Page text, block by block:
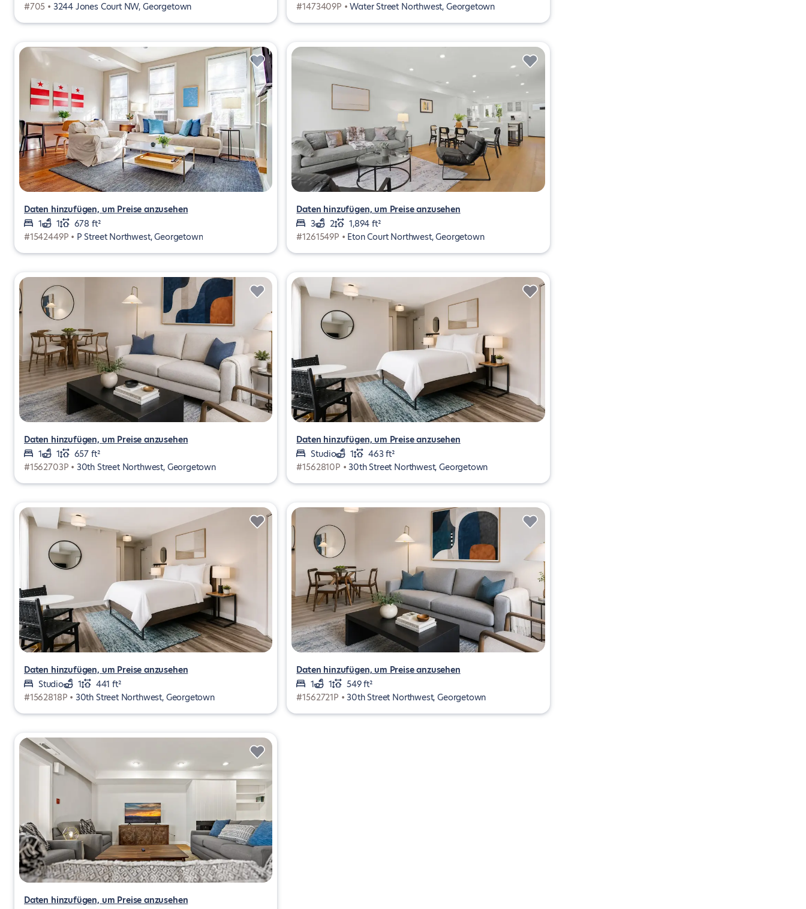
#705 • 3244 Jones Court NW, Georgetown
#1473409P •Water Street Northwest, Georgetown
Daten hinzufügen, um Preise anzusehen
1
1
678 ft²
#1542449P • P Street Northwest, Georgetown
Daten hinzufügen, um Preise anzusehen
3
2
1,894 ft²
#1261549P • Eton Court Northwest, Georgetown
Daten hinzufügen, um Preise anzusehen
1
1
657 ft²
#1562703P • 30th Street Northwest, Georgetown
Daten hinzufügen, um Preise anzusehen
Studio
1
463 ft²
#1562810P •30th Street Northwest, Georgetown
Daten hinzufügen, um Preise anzusehen
Studio
1
441 ft²
#1562818P • 30th Street Northwest, Georgetown
Daten hinzufügen, um Preise anzusehen
1
1
549 ft²
#1562721P •30th Street Northwest, Georgetown
Daten hinzufügen, um Preise anzusehen